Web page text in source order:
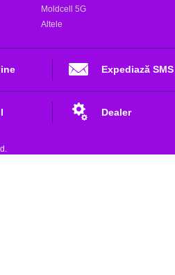
Moldcell 5G
Altele
Expediază SMS
Dealer